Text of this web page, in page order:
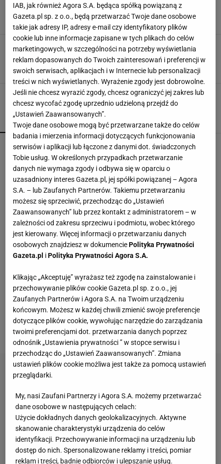
też świetny design
BLACHY PRUSZYŃSKI POKRYCIA DACHOWE
Blachodachówka modułowa czy cięta na
wymiar?
BLACHA BLACHODACHÓWKA BLACHODACHÓWKI DACH
POPULARNE NAJNOWSZE
Fotopułapka przyłapie każdego, kto odwiedza
ogród w nocy. I sarnę, i złodzieja
Vintage gramofony wracają do łask. Polacy na
nowo pokochali vinyle
W FACTORY Annopol powstał kort do padla.
Outletowi klienci zagrają za darmo
MATERIAŁ PROMOCYJNY
Kochały je nasze babcie. Garnki żeliwne są
niezastąpione w letniej i jesiennej kuchni
Te dywany są porządne jak za dawnych lato.
Piękne wzory, a ceny? Nawet mniej niż 50 zł
IAB, jak również Agora S.A. będąca spółką powiązaną z
Gazeta.pl sp. z o.o., będą przetwarzać Twoje dane osobowe
takie jak adresy IP, adresy e-mail czy identyfikatory plików
cookie lub inne informacje zapisane w tych plikach do celów
marketingowych, w szczególności na potrzeby wyświetlania
reklam dopasowanych do Twoich zainteresowań i preferencji w
swoich serwisach, aplikacjach i w Internecie lub personalizacji
treści w nich wyświetlanych. Wyrażenie zgody jest dobrowolne.
Jeśli nie chcesz wyrazić zgody, chcesz ograniczyć jej zakres lub
chcesz wycofać zgodę uprzednio udzieloną przejdź do
„Ustawień Zaawansowanych”.
Twoje dane osobowe mogą być przetwarzane także do celów
badania i mierzenia informacji dotyczących funkcjonowania
serwisów i aplikacji lub łączone z danymi dot. świadczonych
Tobie usług. W określonych przypadkach przetwarzanie
danych nie wymaga zgody i odbywa się w oparciu o
uzasadniony interes Gazeta.pl, jej spółki powiązanej – Agora
S.A. – lub Zaufanych Partnerów. Takiemu przetwarzaniu
możesz się sprzeciwić, przechodząc do „Ustawień
Zaawansowanych” lub przez kontakt z administratorem – w
zależności od zakresu sprzeciwu i podmiotu, wobec którego
jest kierowany. Więcej informacji o przetwarzaniu danych
osobowych znajdziesz w dokumenciePolityka Prywatności
Gazeta.pl iPolityka Prywatności Agora S.A.
Klikając „Akceptuję” wyrażasz też zgodę na zainstalowanie i
przechowywanie plików cookie Gazeta.pl sp. z o.o., jej
Zaufanych Partnerów i Agora S.A. na Twoim urządzeniu
końcowym. Możesz w każdej chwili zmienić swoje preferencje
dotyczące plików cookie, wywołując narzędzie do zarządzania
twoimi preferencjami dot. przetwarzania danych poprzez
odnośnik „Ustawienia prywatności ” w stopce serwisu i
przechodząc do „Ustawień Zaawansowanych”. Zmiana
ustawień plików cookie możliwa jest także za pomocą ustawień
przeglądarki.
My, nasi Zaufani Partnerzy i Agora S.A. możemy przetwarzać
dane osobowe w następujących celach:
Użycie dokładnych danych geolokalizacyjnych. Aktywne
skanowanie charakterystyki urządzenia do celów
identyfikacji. Przechowywanie informacji na urządzeniu lub
dostęp do nich. Spersonalizowane reklamy i treści, pomiar
reklam i treści, badnie odbiorców i ulepszanie usług.